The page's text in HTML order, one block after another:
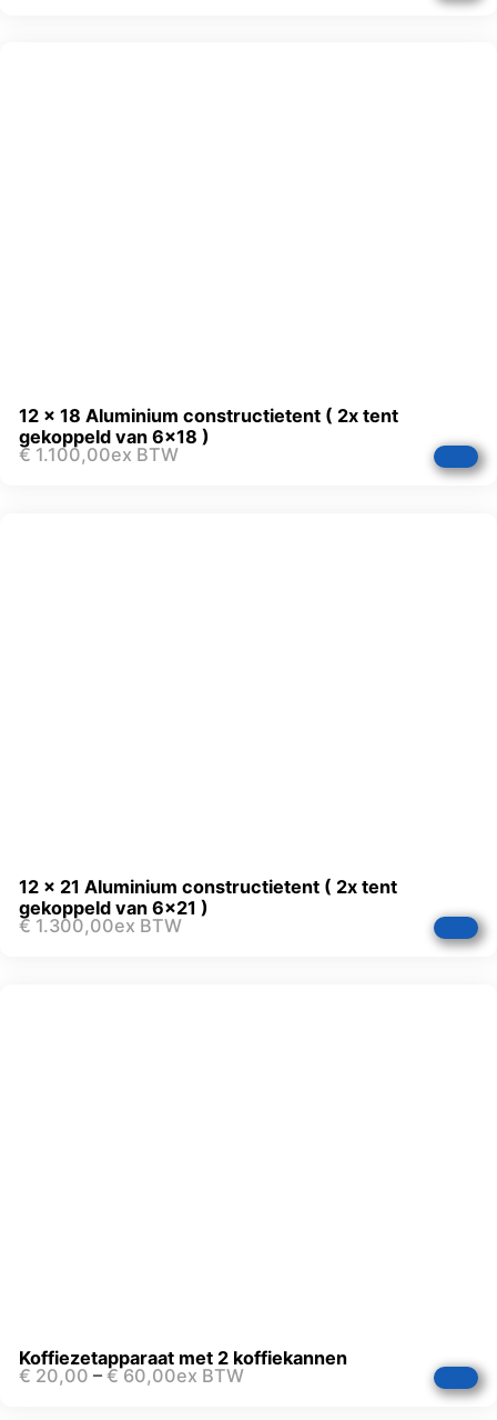
12 x 18 Aluminium constructietent ( 2x tent
gekoppeld van 6×18 )
€ 1.100,00ex BTW
12 x 21 Aluminium constructietent ( 2x tent
gekoppeld van 6×21 )
€ 1.300,00ex BTW
Koffiezetapparaat met 2 koffiekannen
€ 20,00 – €60,00ex BTW